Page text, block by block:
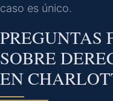
caso es único.
PREGUNTAS
SOBRE
EN